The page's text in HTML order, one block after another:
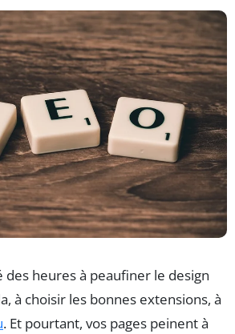
des heures à peaufiner le design
à choisir les bonnes extensions, à
. Et pourtant, vos pages peinent à